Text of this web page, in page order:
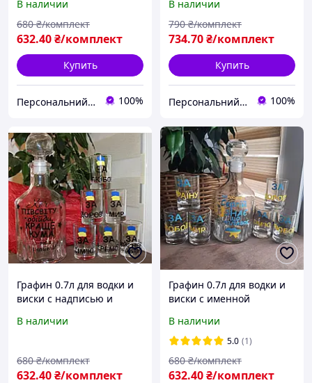
патриотических рюмок
В наличии
632.40₴/комплект
680 ₴/комплект
Купить
Персональний Друк 100%
патриотических рюмок
(10шт)
В наличии
734.70₴/комплект
790 ₴/комплект
Купить
Персональний Друк 100%
Графин 0.7л для водки и
виски с надписью и
рюмок
В наличии
632.40₴/комплект
680 ₴/комплект
Графин 0.7л для водки и
виски с именной
В наличии
5.0 (1)
632.40₴/комплект
680 ₴/комплект